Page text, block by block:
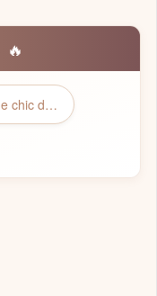
🔥
Robe bohème chic dentelle​